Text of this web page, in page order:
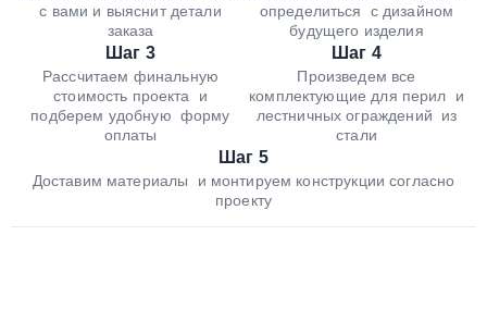
с вами и выяснит детали
заказа
определиться с дизайном
будущего изделия
Шаг 3
Рассчитаем финальную
стоимость проекта и
подберем удобную форму
оплаты
Шаг 4
Произведем все
комплектующие для перил и
лестничных ограждений из
стали
Шаг 5
Доставим материалы и монтируем конструкции согласно
проекту